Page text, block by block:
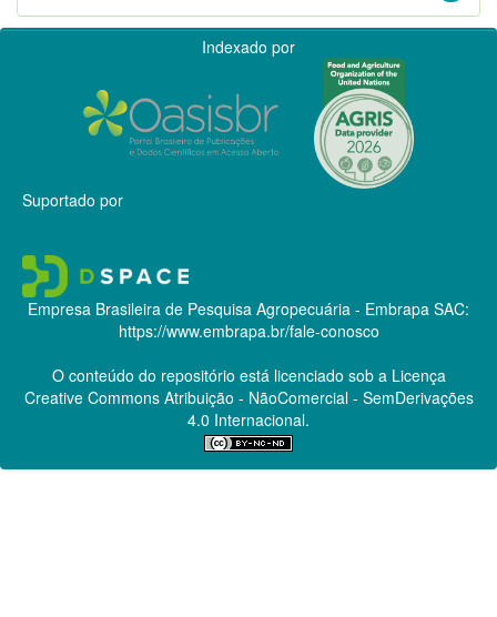
Indexado por
Suportado por
Empresa Brasileira de Pesquisa Agropecuária - Embrapa SAC:
https://www.embrapa.br/fale-conosco
O conteúdo do repositório está licenciado sob a Licença
Creative CommonsAtribuição - NãoComercial - SemDerivações
4.0 Internacional.